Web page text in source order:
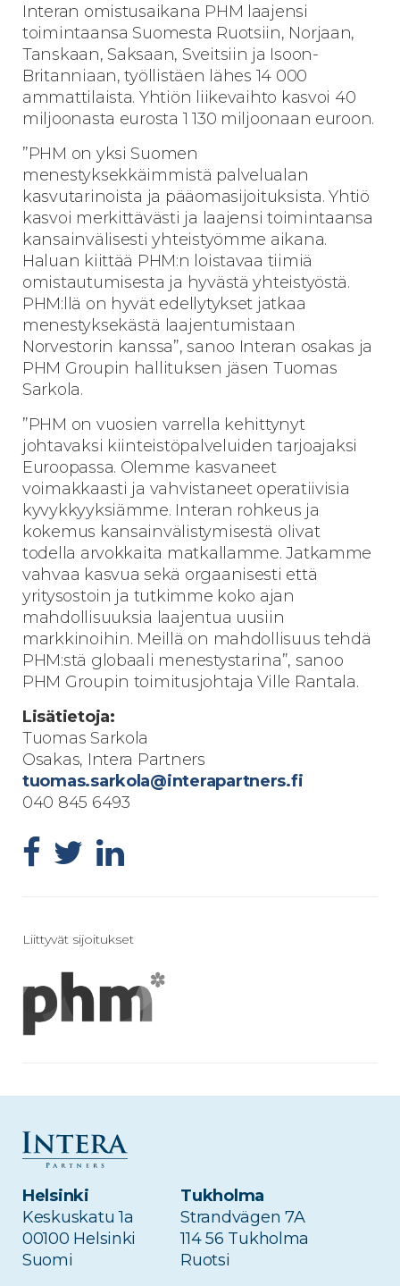
Interan omistusaikana PHM laajensi
toimintaansa Suomesta Ruotsiin, Norjaan,
Tanskaan, Saksaan, Sveitsiin ja Isoon-
Britanniaan, työllistäen lähes 14 000
ammattilaista. Yhtiön liikevaihto kasvoi 40
miljoonasta eurosta 1 130 miljoonaan euroon.
”PHM on yksi Suomen
menestyksekkäimmistä palvelualan
kasvutarinoista ja pääomasijoituksista. Yhtiö
kasvoi merkittävästi ja laajensi toimintaansa
kansainvälisesti yhteistyömme aikana.
Haluan kiittää PHM:n loistavaa tiimiä
omistautumisesta ja hyvästä yhteistyöstä.
PHM:llä on hyvät edellytykset jatkaa
menestyksekästä laajentumistaan
Norvestorin kanssa”, sanoo Interan osakas ja
PHM Groupin hallituksen jäsen Tuomas
Sarkola.
”PHM on vuosien varrella kehittynyt
johtavaksi kiinteistöpalveluiden tarjoajaksi
Euroopassa. Olemme kasvaneet
voimakkaasti ja vahvistaneet operatiivisia
kyvykkyyksiämme. Interan rohkeus ja
kokemus kansainvälistymisestä olivat
todella arvokkaita matkallamme. Jatkamme
vahvaa kasvua sekä orgaanisesti että
yritysostoin ja tutkimme koko ajan
mahdollisuuksia laajentua uusiin
markkinoihin. Meillä on mahdollisuus tehdä
PHM:stä globaali menestystarina”, sanoo
PHM Groupin toimitusjohtaja Ville Rantala.
Lisätietoja:
Tuomas Sarkola
Osakas, Intera Partners
tuomas.sarkola@interapartners.fi
040 845 6493
Liittyvät sijoitukset
Interan
vastuullisuusraportti
2024 on julkaistu
Eurooppaan – ostaa
Oventropin
lämmitysteknologiali
Helsinki
Keskuskatu 1a
00100 Helsinki
Suomi
Tukholma
Strandvägen 7A
114 56 Tukholma
Ruotsi